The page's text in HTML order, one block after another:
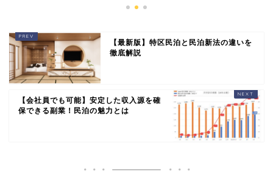
【最新版】特区民泊と民泊新法の違いを
徹底解説
【会社員でも可能】安定した収入源を確
保できる副業！民泊の魅力とは